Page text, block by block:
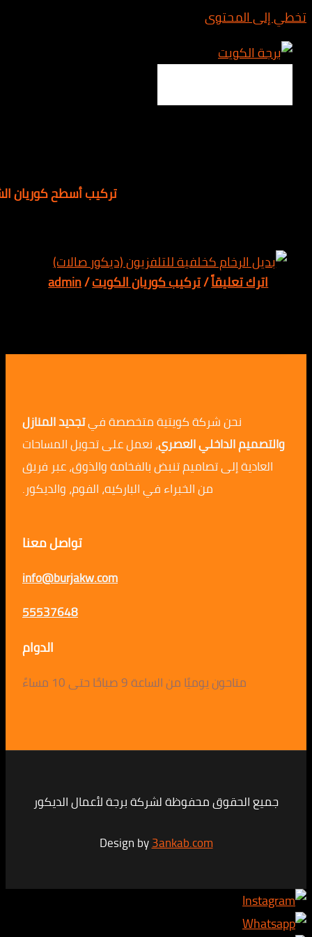
تركيب أسطح كوريان الشويخ
/تركيب كوريان الكويت/
admin
نحن شركة كويتية متخصصة فيتجديد المنازل
الداخلي العصري، نعمل على تحويل المساحات
إلى تصاميم تنبض بالفخامة والذوق، عبر فريق
من الخبراء في الباركيه، الفوم، والديكور.
info@burjakw.com
متاحون يوميًا من الساعة 9 صباحًا حتى 10 مساءً
محفوظة لشركة برجة لأعمال الديكور
Design by